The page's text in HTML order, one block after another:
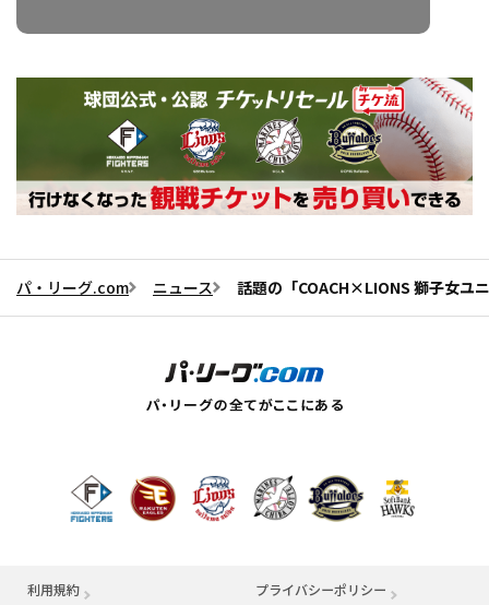
パ・リーグ.com ニュース 話題の「COACH×LIONS 獅子女ユ
利用規約 プライバシーポリシー